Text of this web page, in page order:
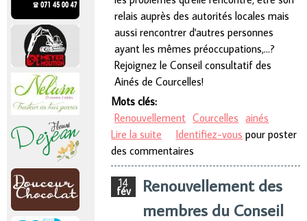
relais auprès des autorités locales mais
aussi rencontrer d'autres personnes
ayant les mêmes préoccupations,…?
Rejoignez le Conseil consultatif des
Ainés de Courcelles!
Mots clés:
Renouvellement Courcelles ainés
Lire la suite de Renouvellement des
membres du Conseil Consultatif
des Ainés
Identifiez-vous pour poster
des commentaires
14
fév
Renouvellement des
membres du Conseil